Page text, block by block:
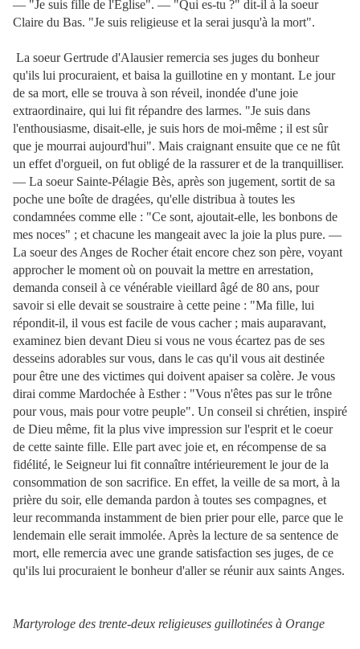
— "Je suis fille de l'Eglise". — "Qui es-tu ?" dit-il à la soeur
Claire du Bas. "Je suis religieuse et la serai jusqu'à la mort".
La soeur Gertrude d'Alausier remercia ses juges du bonheur
qu'ils lui procuraient, et baisa la guillotine en y montant. Le jour
de sa mort, elle se trouva à son réveil, inondée d'une joie
extraordinaire, qui lui fit répandre des larmes. "Je suis dans
l'enthousiasme, disait-elle, je suis hors de moi-même ; il est sûr
que je mourrai aujourd'hui". Mais craignant ensuite que ce ne fût
un effet d'orgueil, on fut obligé de la rassurer et de la tranquilliser.
— La soeur Sainte-Pélagie Bès, après son jugement, sortit de sa
poche une boîte de dragées, qu'elle distribua à toutes les
condamnées comme elle : "Ce sont, ajoutait-elle, les bonbons de
mes noces" ; et chacune les mangeait avec la joie la plus pure. —
La soeur des Anges de Rocher était encore chez son père, voyant
approcher le moment où on pouvait la mettre en arrestation,
demanda conseil à ce vénérable vieillard âgé de 80 ans, pour
savoir si elle devait se soustraire à cette peine : "Ma fille, lui
répondit-il, il vous est facile de vous cacher ; mais auparavant,
examinez bien devant Dieu si vous ne vous écartez pas de ses
desseins adorables sur vous, dans le cas qu'il vous ait destinée
pour être une des victimes qui doivent apaiser sa colère. Je vous
dirai comme Mardochée à Esther : "Vous n'êtes pas sur le trône
pour vous, mais pour votre peuple". Un conseil si chrétien, inspiré
de Dieu même, fit la plus vive impression sur l'esprit et le coeur
de cette sainte fille. Elle part avec joie et, en récompense de sa
fidélité, le Seigneur lui fit connaître intérieurement le jour de la
consommation de son sacrifice. En effet, la veille de sa mort, à la
prière du soir, elle demanda pardon à toutes ses compagnes, et
leur recommanda instamment de bien prier pour elle, parce que le
lendemain elle serait immolée. Après la lecture de sa sentence de
mort, elle remercia avec une grande satisfaction ses juges, de ce
qu'ils lui procuraient le bonheur d'aller se réunir aux saints Anges.
Martyrologe des trente-deux religieuses guillotinées à Orange